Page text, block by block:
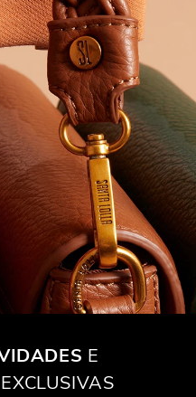
E
EXCLUSIVAS